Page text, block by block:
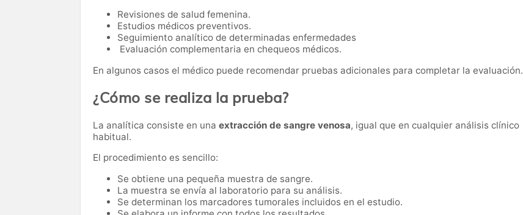
Revisiones de salud femenina.
Estudios médicos preventivos.
Seguimiento analítico de determinadas enfermedades
Evaluación complementaria en chequeos médicos.
En algunos casos el médico puede recomendar pruebas adicionales para completar la evaluación.
¿Cómo se realiza la prueba?
La analítica consiste en una extracción de sangre venosa, igual que en cualquier análisis clínico
habitual.
El procedimiento es sencillo:
Se obtiene una pequeña muestra de sangre.
La muestra se envía al laboratorio para su análisis.
Se determinan los marcadores tumorales incluidos en el estudio.